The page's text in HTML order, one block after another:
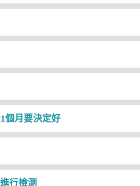
個月要決定好
行檢測